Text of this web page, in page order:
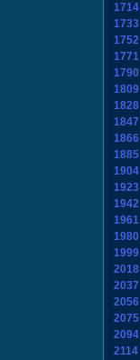
1714
1733
1752
1771
1790
1809
1828
1847
1866
1885
1904
1923
1942
1961
1980
1999
2018
2037
2056
2075
2094
2114